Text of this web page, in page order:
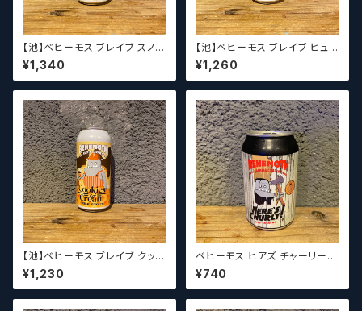
【池】ベヒーモス ブレイブ スノー
メキシカン / Behemoth SNO
WMEXICAN【クラフトビールシ
ザーズ】
¥1,340
【池】ベヒーモス ブレイブ ヒュブ
リス / Behemoth Hubris【ク
ラフトビールシザーズ】
¥1,260
【池】ベヒーモス ブレイブ クッキ
ーズ＆クリームミルクスタウト /
Behemoth Cookies and Cr
eam Milk Stout【クラフトビー
¥1,230
ベヒーモス ヒアズ チャーリー /
Behemoth Heres Churly【ク
ラフトビールシザーズ】
¥740